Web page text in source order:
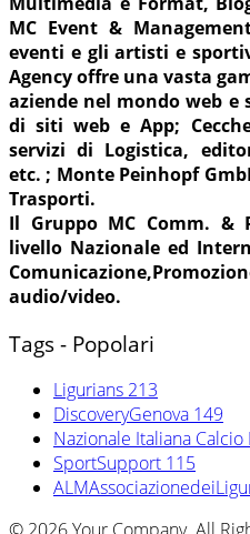
MC Event &
eventi e gli artisti e
Agency offre una vasta
aziende nel mondo web
di siti web e App;
servizi di Logistica,
etc. ; Monte Peinhopf
Trasporti.
Il Gruppo MC Comm. &
livello Nazionale ed
audio/video.
Tags - Popolari
Ligurians 213
DiscoveryGenova 149
Nazionale Italiana Calcio
SportSupport 115